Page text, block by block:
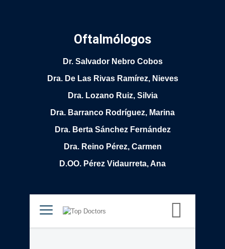
Oftalmólogos
Dr. Salvador Nebro Cobos
Dra. De Las Rivas Ramírez, Nieves
Dra. Lozano Ruiz, Silvia
Dra. Barranco Rodríguez, Marina
Dra. Berta Sánchez Fernández
Dra. Reino Pérez, Carmen
D.OO. Pérez Vidaurreta, Ana